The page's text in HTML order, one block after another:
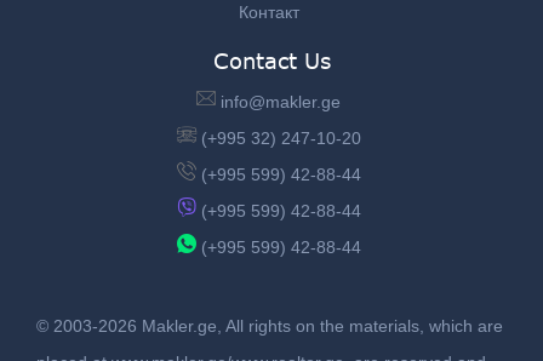
Контакт
Contact Us
info@makler.ge
(+995 32) 247-10-20
(+995 599) 42-88-44
(+995 599) 42-88-44
(+995 599) 42-88-44
© 2003-2026 Makler.ge, All rights on the materials, which are